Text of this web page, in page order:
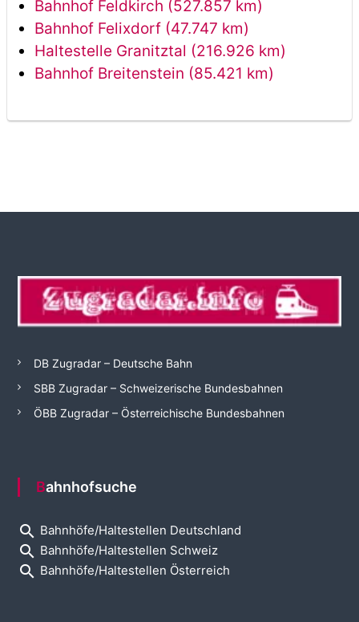
Bahnhof Feldkirch (527.857 km)
Bahnhof Felixdorf (47.747 km)
Haltestelle Granitztal (216.926 km)
Bahnhof Breitenstein (85.421 km)
DB Zugradar – Deutsche Bahn
SBB Zugradar – Schweizerische Bundesbahnen
ÖBB Zugradar – Österreichische Bundesbahnen
Bahnhofsuche
search Bahnhöfe/Haltestellen Deutschland
search Bahnhöfe/Haltestellen Schweiz
search Bahnhöfe/Haltestellen Österreich